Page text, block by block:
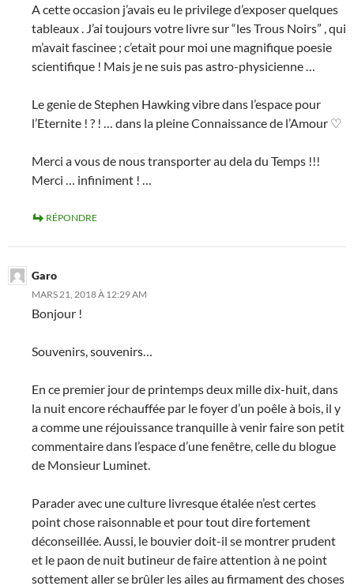
A cette occasion j’avais eu le privilege d’exposer quelques
tableaux . J’ai toujours votre livre sur “les Trous Noirs” , qui
m’avait fascinee ; c’etait pour moi une magnifique poesie
scientifique ! Mais je ne suis pas astro-physicienne …
Le genie de Stephen Hawking vibre dans l’espace pour
l’Eternite ! ? ! … dans la pleine Connaissance de l’Amour ♡
Merci a vous de nous transporter au dela du Temps !!!
Merci … infiniment ! …
RÉPONDRE
Garo
MARS 21, 2018 À 12:29 AM
Bonjour !
Souvenirs, souvenirs…
En ce premier jour de printemps deux mille dix-huit, dans
la nuit encore réchauffée par le foyer d’un poêle à bois, il y
a comme une réjouissance tranquille à venir faire son petit
commentaire dans l’espace d’une fenêtre, celle du blogue
de Monsieur Luminet.
Parader avec une culture livresque étalée n’est certes
point chose raisonnable et pour tout dire fortement
déconseillée. Aussi, le bouvier doit-il se montrer prudent
et le paon de nuit butineur de faire attention à ne point
sottement aller se brûler les ailes au firmament des choses